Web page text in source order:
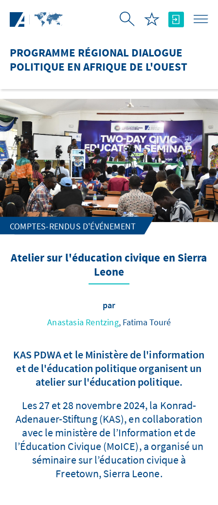
PROGRAMME RÉGIONAL DIALOGUE
POLITIQUE EN AFRIQUE DE L'OUEST
COMPTES-RENDUS D'ÉVÉNEMENT
Atelier sur l'éducation civique en Sierra
Leone
par
Anastasia Rentzing, Fatima Touré
KAS PDWA et le Ministère de l'information
et de l'éducation politique organisent un
atelier sur l'éducation politique.
Les 27 et 28 novembre 2024, la Konrad-
Adenauer-Stiftung (KAS), en collaboration
avec le ministère de l’Information et de
l’Éducation Civique (MoICE), a organisé un
séminaire sur l’éducation civique à
Freetown, Sierra Leone.